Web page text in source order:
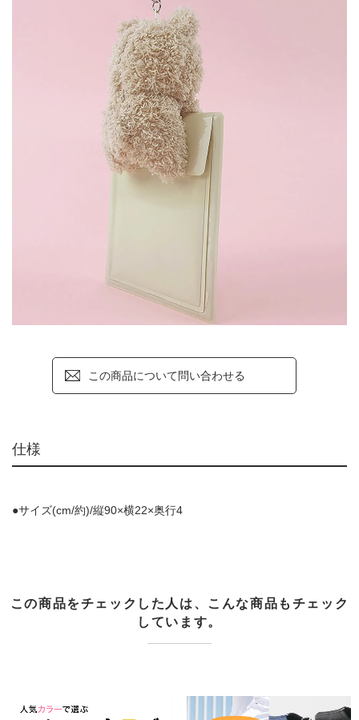
この商品について問い合わせる
仕様
●サイズ(cm/約)/縦90×横22×奥行4
この商品をチェックした人は、こんな商品もチェック
しています。